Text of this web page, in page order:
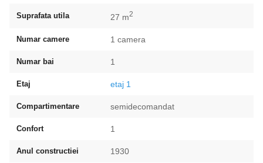
Suprafata utila 27 m2
Numar camere 1 camera
Numar bai 1
Etaj etaj 1
Compartimentare semidecomandat
Confort 1
Anul constructiei 1930